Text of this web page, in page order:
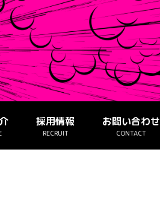
採用情報
RECRUIT
お問い合わせ
CONTACT